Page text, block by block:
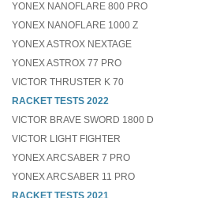
YONEX NANOFLARE 800 PRO
YONEX NANOFLARE 1000 Z
YONEX ASTROX NEXTAGE
YONEX ASTROX 77 PRO
VICTOR THRUSTER K 70
RACKET TESTS 2022
VICTOR BRAVE SWORD 1800 D
VICTOR LIGHT FIGHTER
YONEX ARCSABER 7 PRO
YONEX ARCSABER 11 PRO
RACKET TESTS 2021